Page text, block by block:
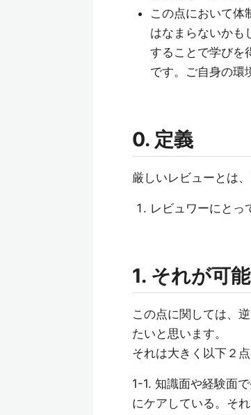
この点において体
はなまらないかも
することで学びを
です。ご自身の環
0. 定義
厳しいレビューとは
レビュワーにとっ
1. それが可
この点に関しては、
たいと思います。
それは大きく以下２
1-1. 知識面や経験面
にケアしている。そ